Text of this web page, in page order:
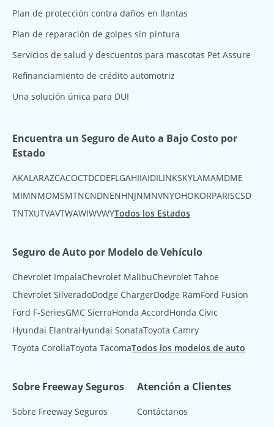
Plan de protección contra daños en llantas
Plan de reparación de golpes sin pintura
Servicios de salud y descuentos para mascotas Pet Assure
Refinanciamiento de crédito automotriz
Una solución única para DUI
Encuentra un Seguro de Auto a Bajo Costo por
Estado
AKALARAZCACOCTDCDEFLGAHIIAIDILINKSKYLAMAMDME
MIMNMOMSMTNCNDNENHNJNMNVNYOHOKORPARISCSD
TNTXUTVAVTWAWIWVWYTodos los Estados
Seguro de Auto por Modelo de Vehículo
Chevrolet ImpalaChevrolet MalibuChevrolet Tahoe
Chevrolet SilveradoDodge ChargerDodge RamFord Fusion
Ford F-SeriesGMC SierraHonda AccordHonda Civic
Hyundai ElantraHyundai SonataToyota Camry
Toyota CorollaToyota TacomaTodos los modelos de auto
Sobre Freeway Seguros
Sobre Freeway Seguros
Atención a Clientes
Contáctanos